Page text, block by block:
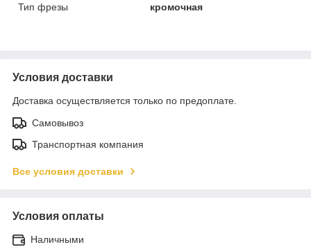
Тип фрезы
кромочная
Условия доставки
Доставка осуществляется только по предоплате.
Самовывоз
Транспортная компания
Все условия доставки
Условия оплаты
Наличными